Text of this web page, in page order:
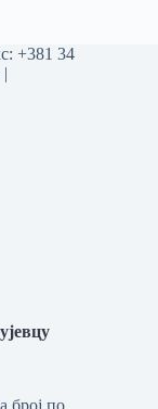
+381 34
|